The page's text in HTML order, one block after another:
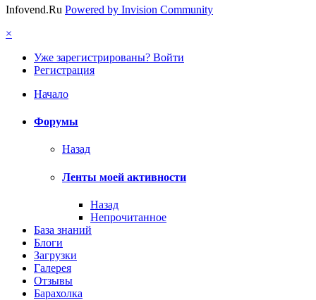
Infovend.Ru Powered by Invision Community
×
Уже зарегистрированы? Войти
Регистрация
Начало
Форумы
Назад
Ленты моей активности
Назад
Непрочитанное
База знаний
Блоги
Загрузки
Галерея
Отзывы
Барахолка